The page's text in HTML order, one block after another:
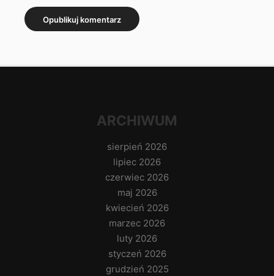
ARCHIWUM
sierpień 2026
lipiec 2026
czerwiec 2026
maj 2026
kwiecień 2026
marzec 2026
luty 2026
styczeń 2026
grudzień 2025